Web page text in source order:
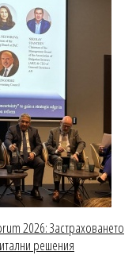
2026: Застраховането
решения